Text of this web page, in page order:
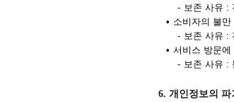
- 보존 사유 :
• 소비자의 불
- 보존 사유 :
• 서비스 방문에
- 보존 사유 :
6. 개인정보의 파